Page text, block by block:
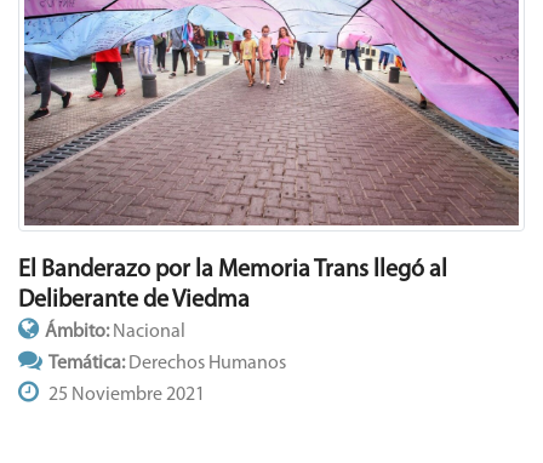
El Banderazo por la Memoria Trans llegó al
Deliberante de Viedma
Ámbito: Nacional
Temática: Derechos Humanos
25 Noviembre 2021